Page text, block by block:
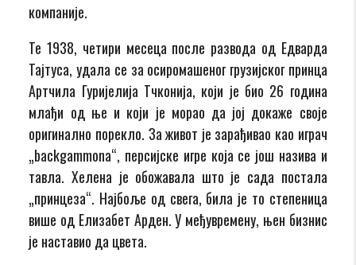
компаније.
Те 1938, четири месеца после развода од Едварда
Тајтуса, удала се за осиромашеног грузијског принца
Артчила Гуријелија Тчконија, који је био 26 година
млађи од ње и који је морао да јој докаже своје
оригинално порекло. За живот је зарађивао као играч
„backgammona“, персијске игре која се још назива и
тавла. Хелена је обожавала што је сада постала
„принцеза“. Најбоље од свега, била је то степеница
више од Елизабет Арден. У међувремену, њен бизнис
је наставио да цвета.